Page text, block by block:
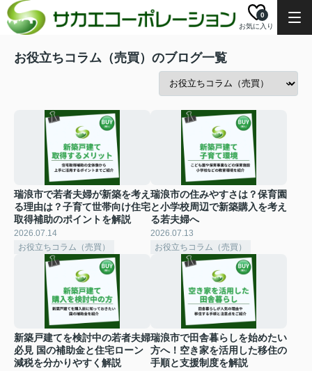
お気に入り
0
お役立ちコラム（売買）のブログ一覧
瑞浪市で若者夫婦が新築を考え
る理由は？子育て世帯向け住宅
取得補助のポイントを解説
2026.07.14
お役立ちコラム（売買）
瑞浪市の住みやすさは？保育園
と小学校周辺で新築購入を考え
る若夫婦へ
2026.07.13
お役立ちコラム（売買）
新築戸建てを検討中の若者夫婦
必見 国の補助金と住宅ローン
減税を分かりやすく解説
瑞浪市で田舎暮らしを始めたい
方へ！空き家を活用した移住の
手順と支援制度を解説